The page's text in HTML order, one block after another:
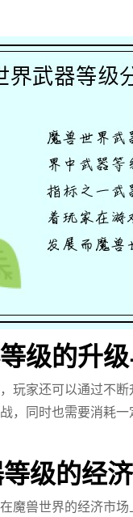
级的升
玩家还可以通过不
，同时也需要消耗
级的经
魔兽世界的经济市